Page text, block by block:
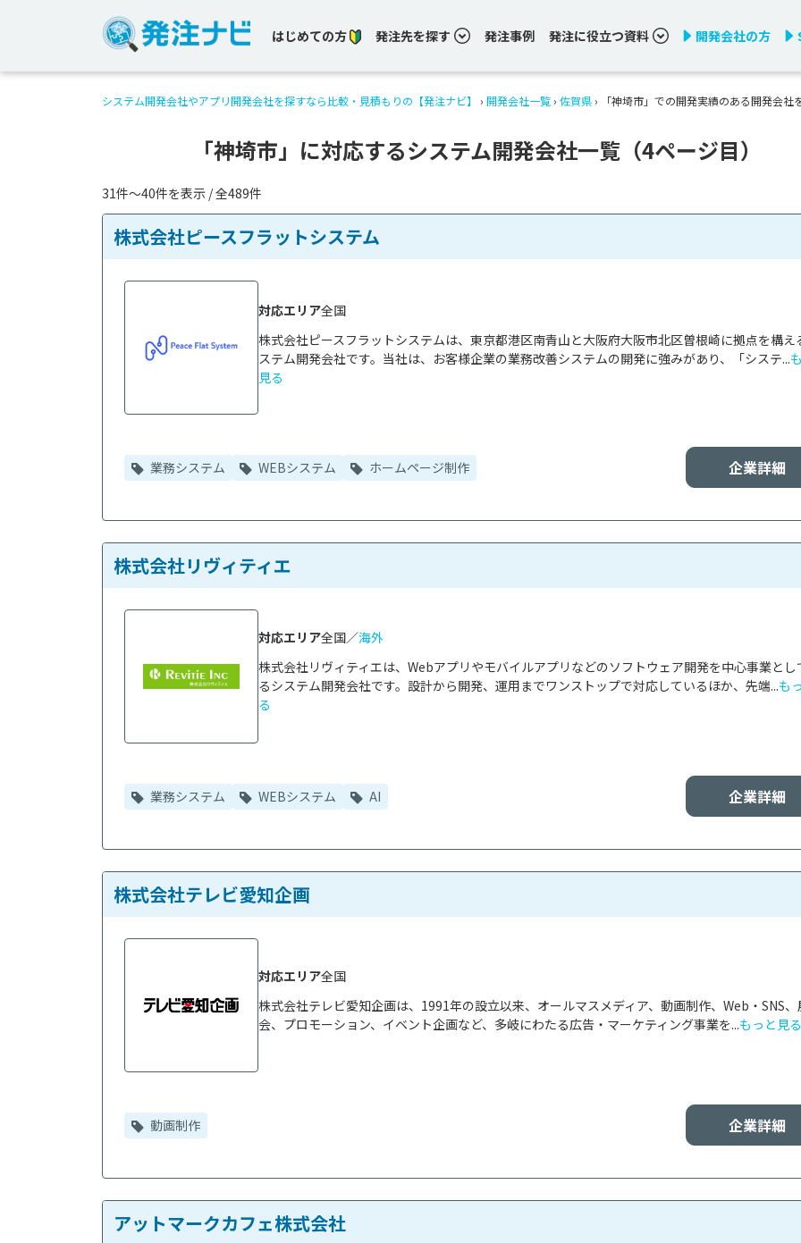
はじめての方 発注先を探す 発注事例 発注に役立つ資料 開発会社の方
システム開発会社やアプリ開発会社を探すなら比較・見積もりの【発注ナビ】 › 開発会社一覧 › 佐賀県 › 「神埼市」での開発実績のある開発会社
「神埼市」に対応するシステム開発会社一覧（4ページ目）
31件〜40件を表示 / 全489件
株式会社ピースフラットシステム
株式会社ピースフラットシステムは、東京都港区南青山と大阪府大阪市北区曽根崎に拠点を構え
ステム開発会社です。当社は、お客様企業の業務改善システムの開発に強みがあり、「システ...
見る
対応エリア全国
企業詳細
業務システム WEBシステム ホームページ制作
株式会社リヴィティエ
株式会社リヴィティエは、Webアプリやモバイルアプリなどのソフトウェア開発を中心事業とし
るシステム開発会社です。設計から開発、運用までワンストップで対応しているほか、先端...も
る
対応エリア全国／海外
企業詳細
業務システム WEBシステム AI
株式会社テレビ愛知企画
株式会社テレビ愛知企画は、1991年の設立以来、オールマスメディア、動画制作、Web・SNS、
会、プロモーション、イベント企画など、多岐にわたる広告・マーケティング事業を...もっと見る
対応エリア全国
企業詳細
動画制作
アットマークカフェ株式会社